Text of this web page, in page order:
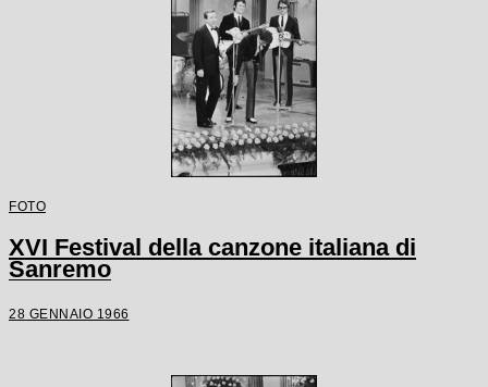
FOTO
XVI Festival della canzone italiana di
Sanremo
28 GENNAIO 1966